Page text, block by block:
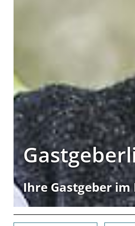
Ihre Gastgeber